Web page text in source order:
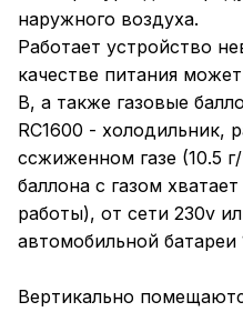
наружного воздуха.
Работает устройство
качестве питания
В, а также газовые
RС1600 - холодильник,
cсжиженном газе (10.5
баллона с газом
работы), от сети 230v
автомобильной батареи
Вертикально